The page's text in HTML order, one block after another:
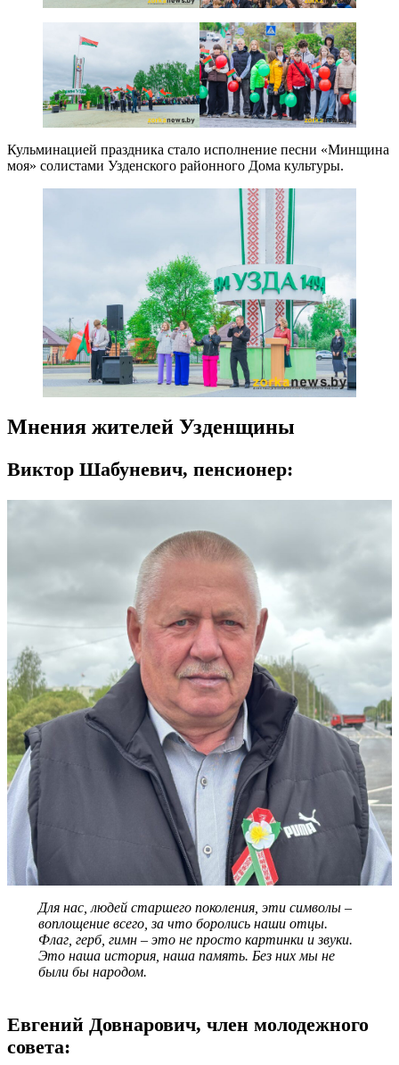
Кульминацией праздника стало исполнение песни «Минщина
моя» солистами Узденского районного Дома культуры.
Мнения жителей Узденщины
Виктор Шабуневич, пенсионер:
Для нас, людей старшего поколения, эти символы –
воплощение всего, за что боролись наши отцы.
Флаг, герб, гимн – это не просто картинки и звуки.
Это наша история, наша память. Без них мы не
были бы народом.
Евгений Довнарович, член молодежного
совета: